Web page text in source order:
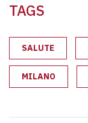
TAGS
SALUTE
MILANO